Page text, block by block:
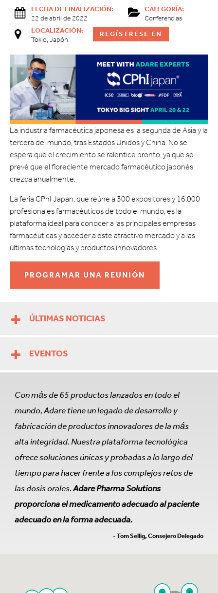
FECHA DE FINALIZACIÓN:
22 de abril de 2022
CATEGORÍA:
Conferencias
LOCALIZACIÓN:
Tokio, Japón
REGÍSTRESE EN
La industria farmacéutica japonesa es la segunda de Asia y la
tercera del mundo, tras Estados Unidos y China. No se
espera que el crecimiento se ralentice pronto, ya que se
prevé que el floreciente mercado farmacéutico japonés
crezca anualmente.
La feria CPhI Japan, que reúne a 300 expositores y 16.000
profesionales farmacéuticos de todo el mundo, es la
plataforma ideal para conocer a las principales empresas
farmacéuticas y acceder a este atractivo mercado y a las
últimas tecnologías y productos innovadores.
PROGRAMAR UNA REUNIÓN
ÚLTIMAS NOTICIAS
EVENTOS
Con más de 65 productos lanzados en todo el
mundo, Adare tiene un legado de desarrollo y
fabricación de productos innovadores de la más
alta integridad. Nuestra plataforma tecnológica
ofrece soluciones únicas y probadas a lo largo del
tiempo para hacer frente a los complejos retos de
las dosis orales.Adare Pharma Solutions
proporciona el medicamento adecuado al paciente
adecuado en la forma adecuada.
- Tom Sellig, Consejero Delegado